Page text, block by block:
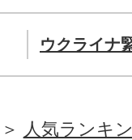
ウクライナ
人気ランキ